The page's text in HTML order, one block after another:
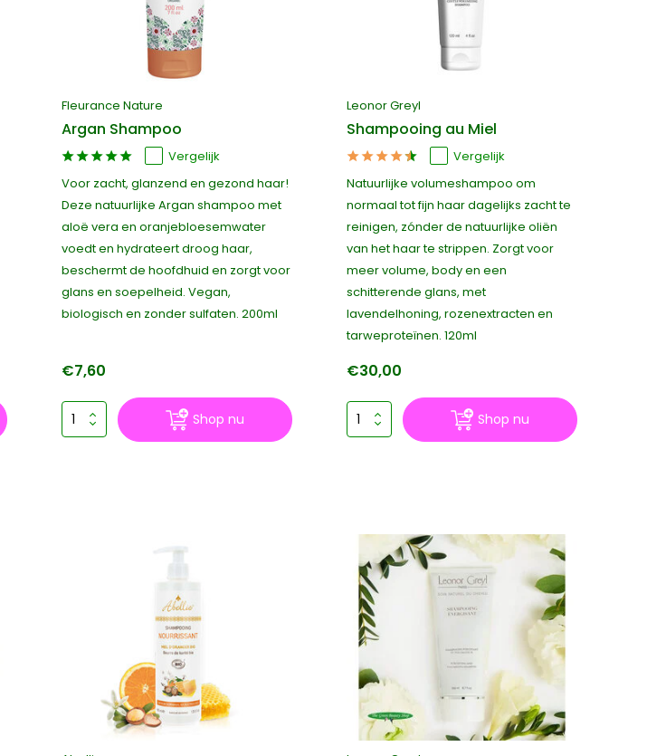
Fleurance Nature
Argan Shampoo
Vergelijk
Voor zacht, glanzend en gezond haar!
Deze natuurlijke Argan shampoo met
aloë vera en oranjebloesemwater
voedt en hydrateert droog haar,
beschermt de hoofdhuid en zorgt voor
glans en soepelheid. Vegan,
biologisch en zonder sulfaten. 200ml
€7,60
Shop nu
Leonor Greyl
Shampooing au Miel
Vergelijk
Natuurlijke volumeshampoo om
normaal tot fijn haar dagelijks zacht te
reinigen, zónder de natuurlijke oliën
van het haar te strippen. Zorgt voor
meer volume, body en een
schitterende glans, met
lavendelhoning, rozenextracten en
tarweproteïnen. 120ml
€30,00
Shop nu